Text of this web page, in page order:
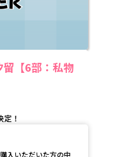
【6部：私物
！
入いただいた方の中